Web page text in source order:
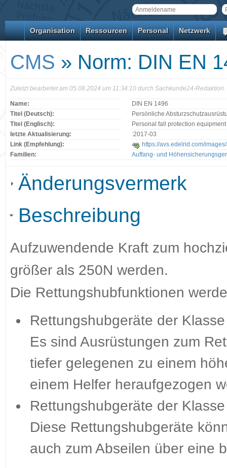
Organisation Ressourcen Personal Netzwerk
CMS » Norm: DIN EN
Zuletzt bearbeitet am 05.08.2024 um 11:34:10 durch Sachkunde24-Redaktion.
Name:
DIN EN 1496
Titel (Deutsch):
Persönliche
Titel (Englisch):
Personal fall protection
letzte Aktualisierung:
:2017-03
Link (Empfehlung):
https://avs.edelrid.com/
Familien:
Auffang- und
Änderungsvermerk
Beschreibung
Aufzuwendende Kraft zum
größer als 250N werden.
Die Rettungshubfunktionen
Rettungshubgeräte der
Es sind Ausrüstungen zum
tiefer gelegenen zu einem
einem Helfer heraufgezogen
Rettungshubgeräte der
Diese Rettungshubgeräte
auch zum Abseilen über eine